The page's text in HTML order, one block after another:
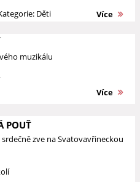
Děti Více
muzikálu
Více
POUŤ
zve na Svatovavřineckou